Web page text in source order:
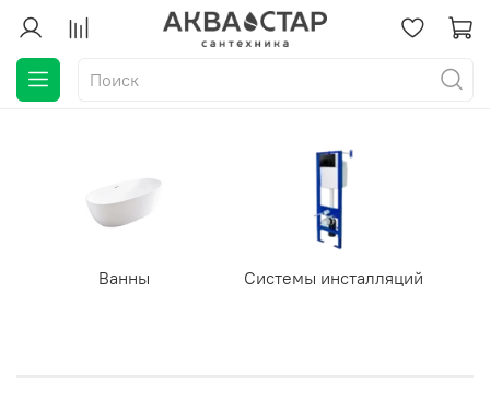
Ванны Системы инсталляций